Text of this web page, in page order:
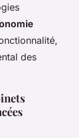
des